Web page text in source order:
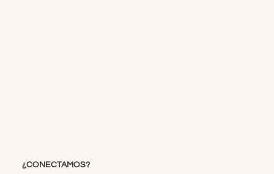
¿CONECTAMOS?